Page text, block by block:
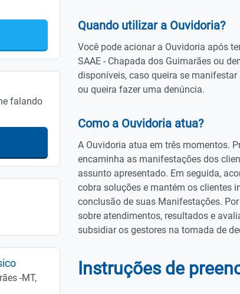
falando
-MT,
Quando utilizar a Ouvidoria?
Você pode acionar a Ouvidoria após
SAAE - Chapada dos Guimarães ou
disponíveis, caso queira se
ou queira fazer uma denúncia.
Como a Ouvidoria atua?
A Ouvidoria atua em três momentos.
encaminha as manifestações dos
assunto apresentado. Em seguida,
cobra soluções e mantém os clientes
conclusão de suas Manifestações.
sobre atendimentos, resultados e
subsidiar os gestores na tomada de
Instruções de